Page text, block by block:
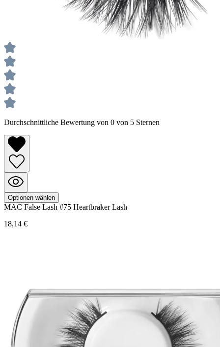
Durchschnittliche Bewertung von 0 von 5 Sternen
Optionen wählen
MAC False Lash #75 Heartbraker Lash
18,14 €